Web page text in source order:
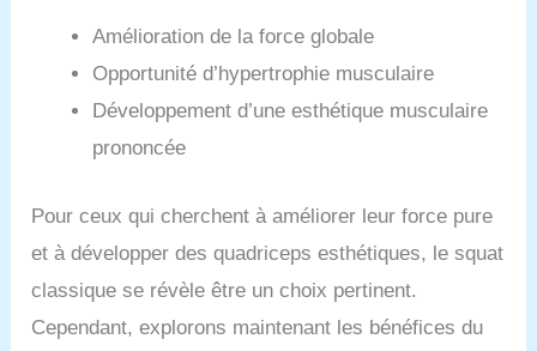
Amélioration de la force globale
Opportunité d’hypertrophie musculaire
Développement d’une esthétique musculaire
prononcée
Pour ceux qui cherchent à améliorer leur force pure
et à développer des quadriceps esthétiques, le squat
classique se révèle être un choix pertinent.
Cependant, explorons maintenant les bénéfices du